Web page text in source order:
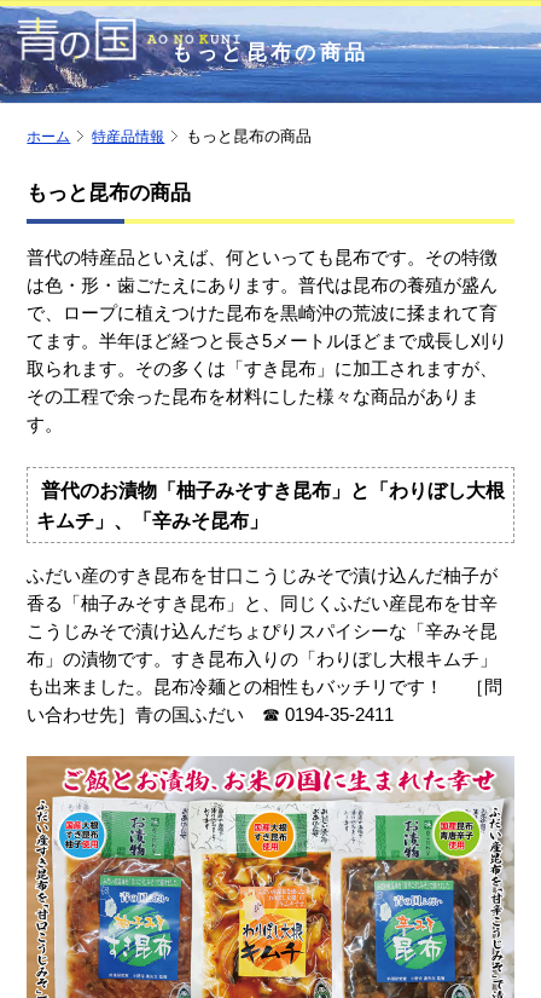
もっと昆布の商品
ホーム 特産品情報 もっと昆布の商品
もっと昆布の商品
普代の特産品といえば、何といっても昆布です。その特徴
は色・形・歯ごたえにあります。普代は昆布の養殖が盛ん
で、ロープに植えつけた昆布を黒崎沖の荒波に揉まれて育
てます。半年ほど経つと長さ5メートルほどまで成長し刈り
取られます。その多くは「すき昆布」に加工されますが、
その工程で余った昆布を材料にした様々な商品がありま
す。
普代のお漬物「柚子みそすき昆布」と「わりぼし大根
キムチ」、「辛みそ昆布」
ふだい産のすき昆布を甘口こうじみそで漬け込んだ柚子が
香る「柚子みそすき昆布」と、同じくふだい産昆布を甘辛
こうじみそで漬け込んだちょぴりスパイシーな「辛みそ昆
布」の漬物です。すき昆布入りの「わりぼし大根キムチ」
も出来ました。昆布冷麺との相性もバッチリです！ ［問
い合わせ先］青の国ふだい ☎ 0194-35-2411